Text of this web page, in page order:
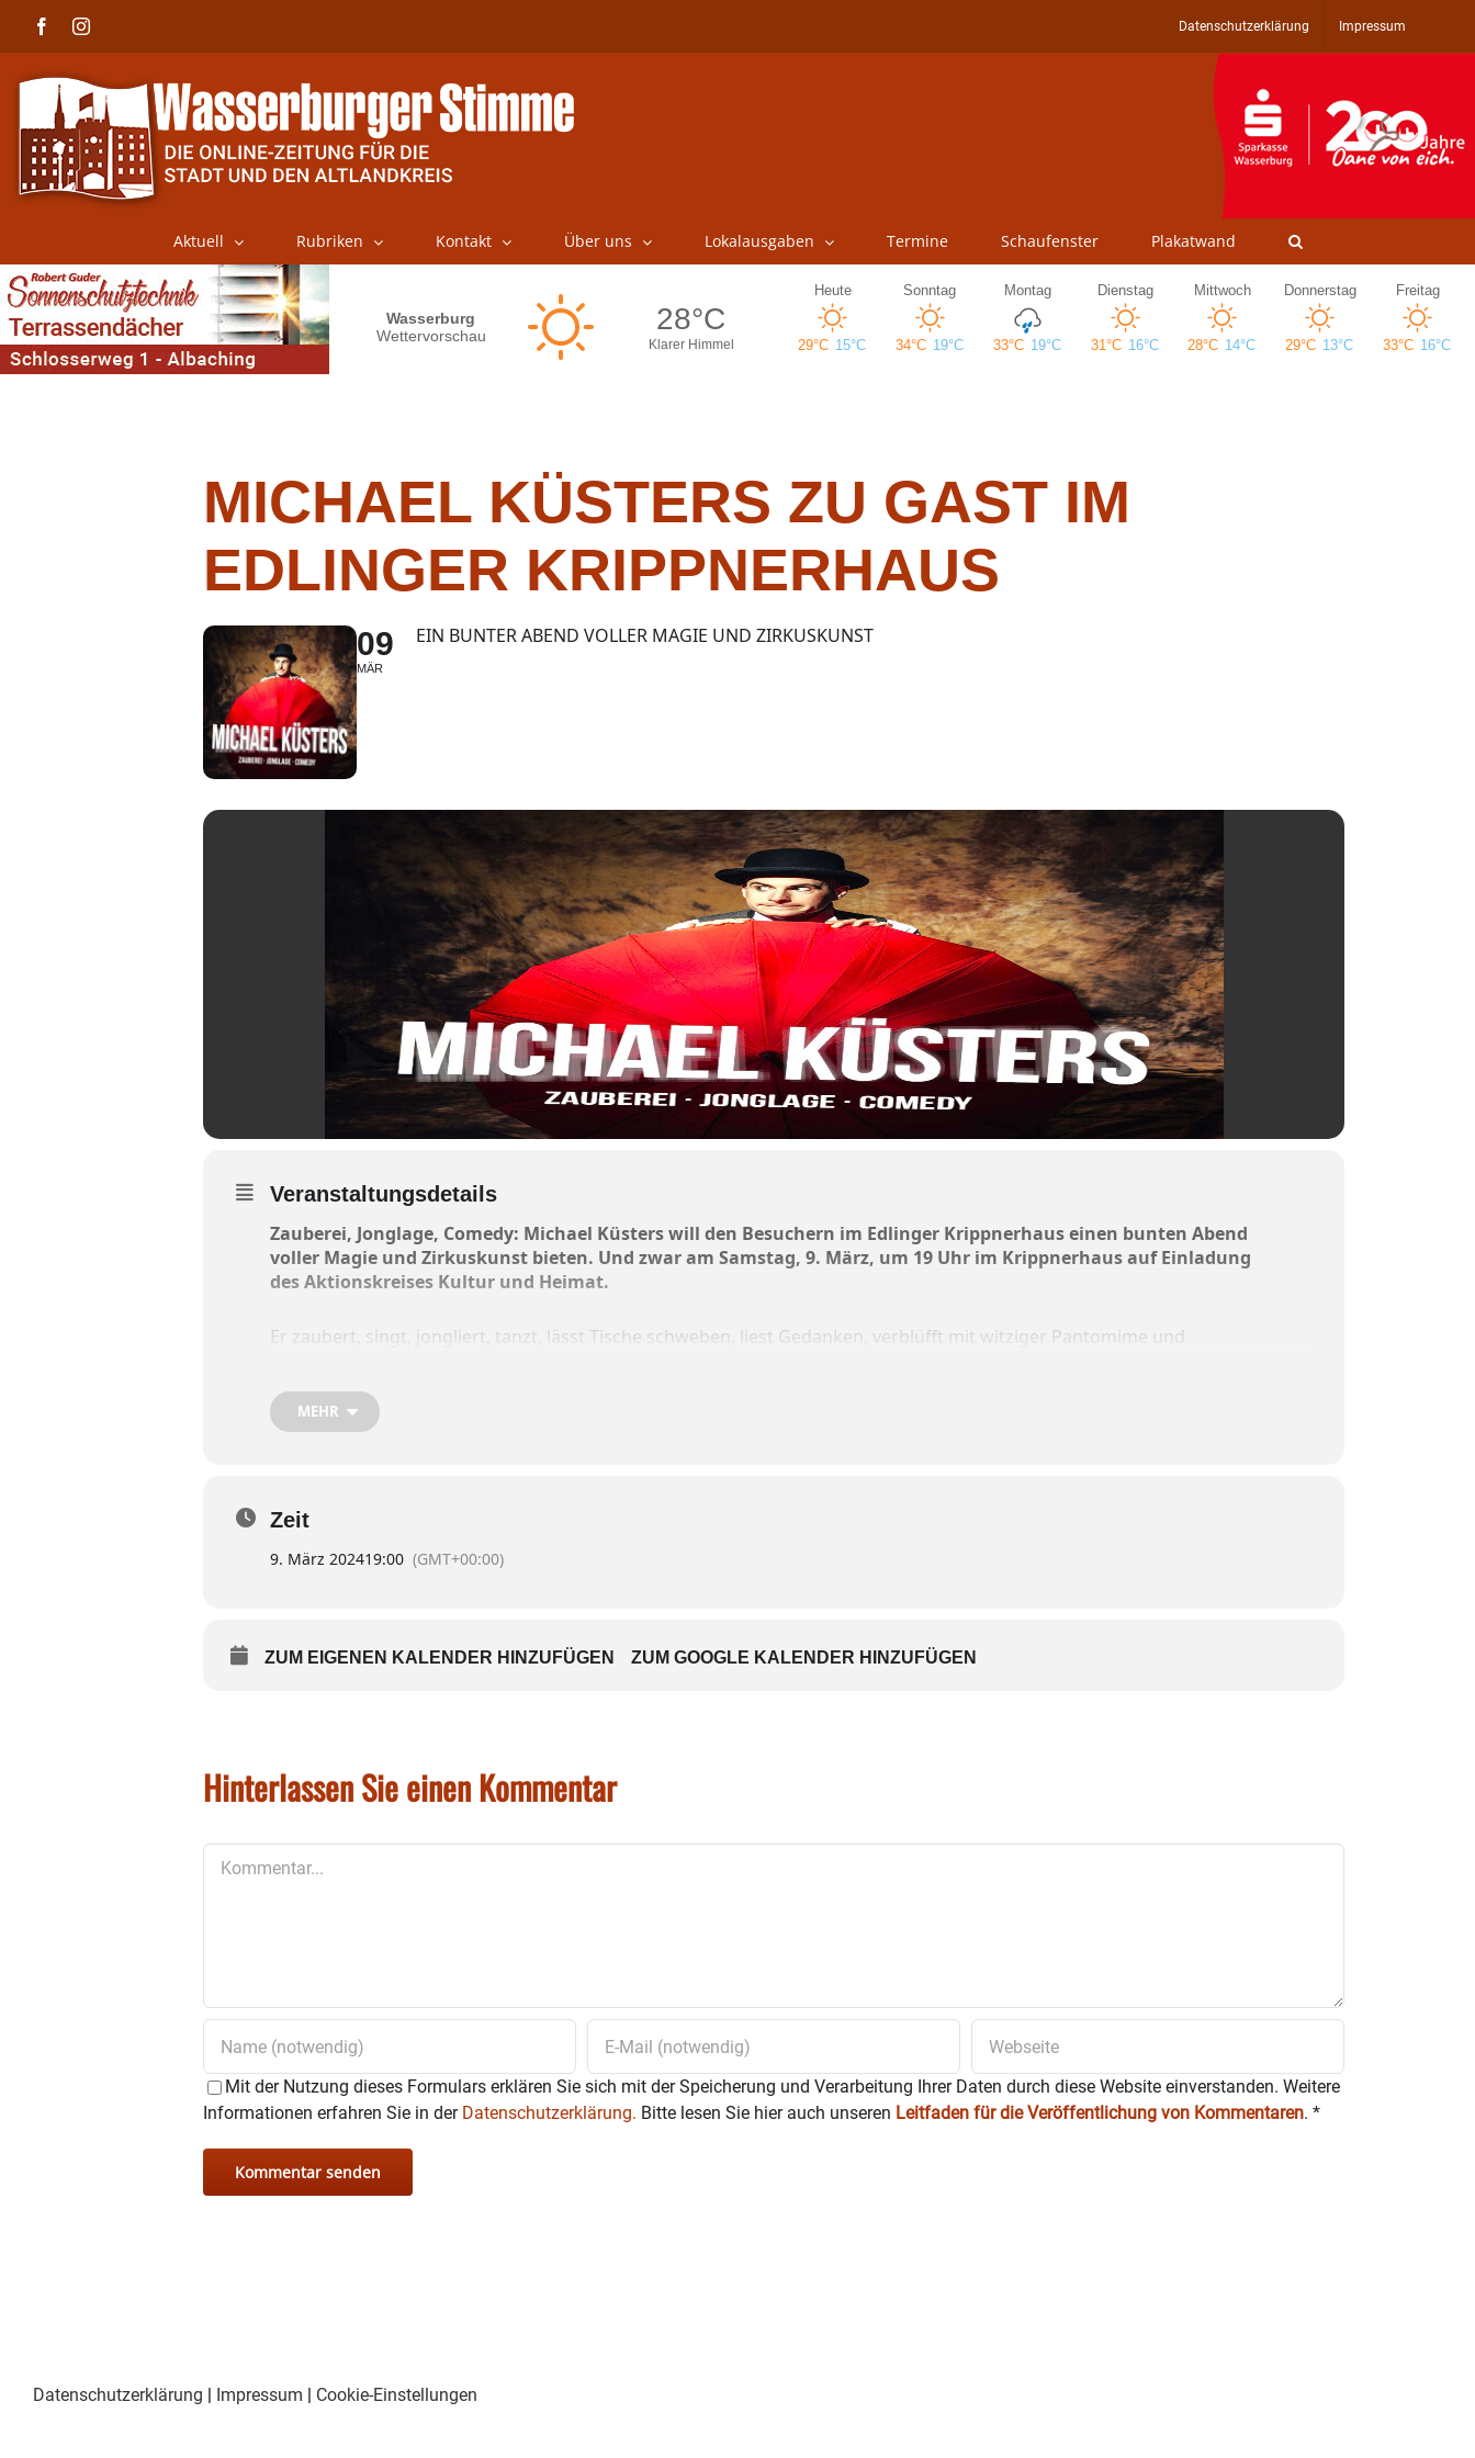
FacebookInstagram Datenschutzerklärung Impressum
Aktuell Rubriken Kontakt Über uns Lokalausgaben Termine Schaufenster Plakatwand
MICHAEL KÜSTERS ZU GAST IM
EDLINGER KRIPPNERHAUS
09
MÄR
EIN BUNTER ABEND VOLLER MAGIE UND ZIRKUSKUNST
Veranstaltungsdetails
Zauberei, Jonglage, Comedy: Michael Küsters will den Besuchern im Edlinger Krippnerhaus einen bunten Abend
voller Magie und Zirkuskunst bieten. Und zwar am Samstag, 9. März, um 19 Uhr im Krippnerhaus auf Einladung
des Aktionskreises Kultur und Heimat.
Er zaubert, singt, jongliert, tanzt, lässt Tische schweben, liest Gedanken, verblüfft mit witziger Pantomime und
Der Eintritt kostet 20 Euro.
Der Vorverkauf läuft: Karten gibt es bei der VR Bank in Edling und in der Bücherstube in Wasserburg.
MEHR
Zeit
9. März 202419:00 (GMT+00:00)
ZUM EIGENEN KALENDER HINZUFÜGEN ZUM GOOGLE KALENDER HINZUFÜGEN
Hinterlassen Sie einen Kommentar
Mit der Nutzung dieses Formulars erklären Sie sich mit der Speicherung und Verarbeitung Ihrer Daten durch diese Website einverstanden. Weitere
Informationen erfahren Sie in der Datenschutzerklärung. Bitte lesen Sie hier auch unseren Leitfaden für die Veröffentlichung von Kommentaren. *
Datenschutzerklärung | Impressum | Cookie-Einstellungen